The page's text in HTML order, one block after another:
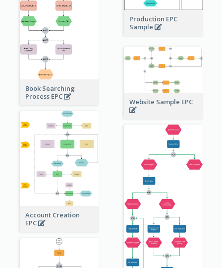
Production EPC
Sample
Book Searching
Process EPC
Website Sample EPC
Account Creation
EPC